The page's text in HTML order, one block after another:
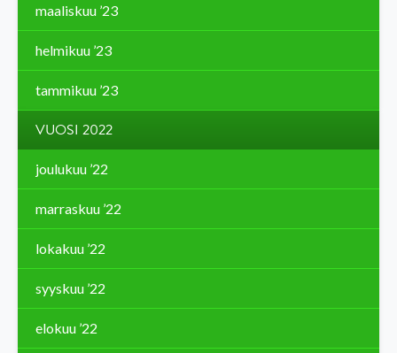
maaliskuu ’23
helmikuu ’23
tammikuu ’23
VUOSI 2022
joulukuu ’22
marraskuu ’22
lokakuu ’22
syyskuu ’22
elokuu ’22